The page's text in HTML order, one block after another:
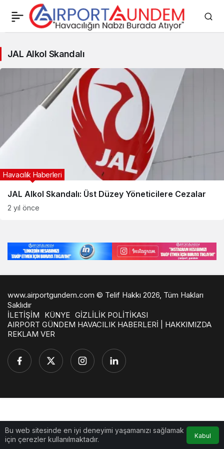
Alkol
Skandalı
Haberleri
JAL Alkol Skandalı
JAL Alkol Skandalı: Üst Düzey Yöneticilere Cezalar
Havacılık Haberleri
2 yıl önce
Bu web sitesinde en iyi deneyimi yaşamanızı sağlamak
için çerezler kullanılmaktadır.
Kabul
www.airportgundem.com © Telif Hakkı 2026, Tüm Hakları
Saklıdır
İLETİŞİM
KÜNYE GİZLİLİK POLİTİKASI
AIRPORT GÜNDEM HAVACILIK HABERLERİ | HAKKIMIZDA
REKLAM VER